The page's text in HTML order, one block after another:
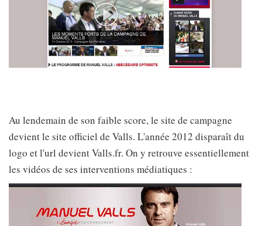
Au lendemain de son faible score, le site de campagne
devient le site officiel de Valls. L'année 2012 disparaît du
logo et l'url devient Valls.fr. On y retrouve essentiellement
les vidéos de ses interventions médiatiques :